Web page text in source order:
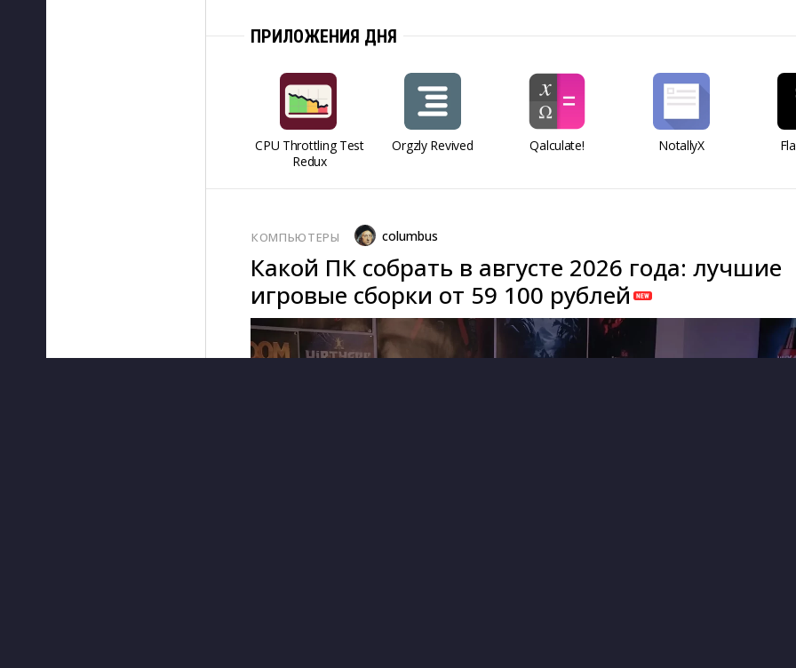
ПРИЛОЖЕНИЯ ДНЯ
CPU Throttling Test
Redux
Orgzly Revived Qalculate! NotallyX
КОМПЬЮТЕРЫ columbus
Какой ПК собрать в августе 2026 года: лучшие
игровые сборки от 59 100 рублей